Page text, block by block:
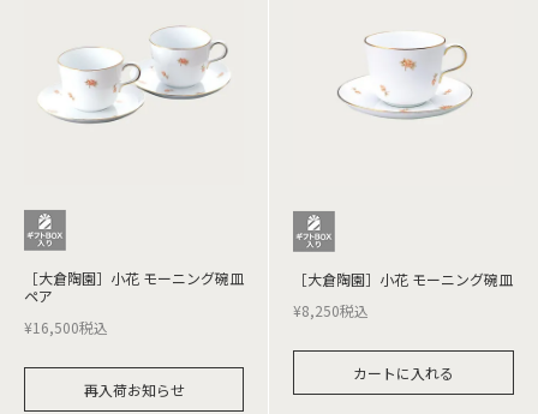
［大倉陶園］小花 モーニング碗皿
ペア
¥16,500税込
再入荷お知らせ
［大倉陶園］小花 モーニング碗皿
¥8,250税込
カートに入れる